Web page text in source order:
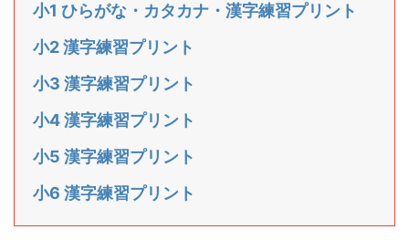
小1 ひらがな・カタカナ・漢字練習プリント
小2 漢字練習プリント
小3 漢字練習プリント
小4 漢字練習プリント
小5 漢字練習プリント
小6 漢字練習プリント